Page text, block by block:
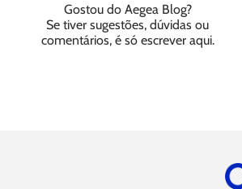
Gostou do Aegea Blog?
Se tiver sugestões, dúvidas ou
comentários, é só escrever aqui.